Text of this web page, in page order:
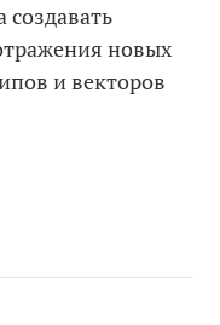
создавать
новых
и векторов